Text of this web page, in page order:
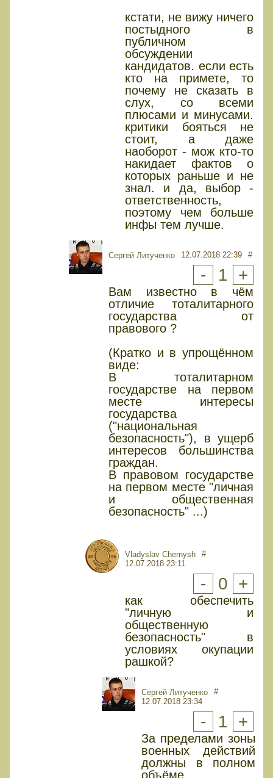
кстати, не вижу ничего
постыдного в
публичном
обсуждении
кандидатов. если есть
кто на примете, то
почему не сказать в
слух, со всеми
плюсами и минусами.
критики бояться не
стоит, а даже
наоборот - мож кто-то
накидает фактов о
которых раньше и не
знал. и да, выбор -
ответственность,
поэтому чем больше
инфы тем лучше.
Сергей Литученко 12.07.2018 22:39 #
- 1 +
Вам известно в чём
отличие тоталитарного
государства от
правового ?
(Кратко и в упрощённом
виде:
В тоталитарном
государстве на первом
месте интересы
государства
("национальная
безопасность"), в ущерб
интересов большинства
граждан.
В правовом государстве
на первом месте "личная
и общественная
безопасность" ...)
Vladyslav Chernysh
12.07.2018 23:11
#
- 0 +
как обеспечить
"личную и
общественную
безопасность" в
условиях окупации
рашкой?
Сергей Литученко
12.07.2018 23:34
#
- 1 +
За пределами зоны
военных действий
должны в полном
объёме